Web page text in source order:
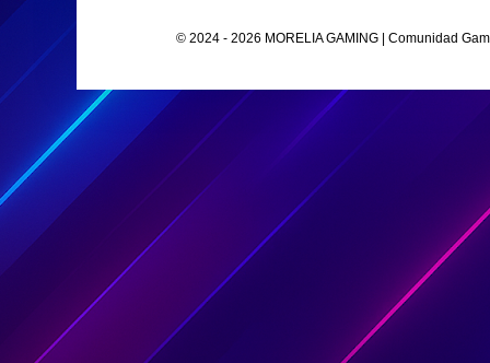
© 2024 - 2026 MORELIA GAMING | Comunidad